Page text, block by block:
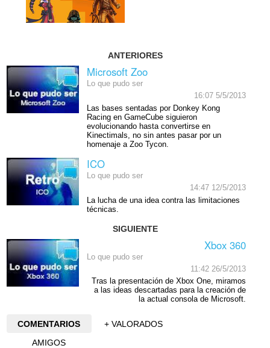
ANTERIORES
Microsoft Zoo
Lo que pudo ser
16:07 5/5/2013
Las bases sentadas por Donkey Kong
Racing en GameCube siguieron
evolucionando hasta convertirse en
Kinectimals, no sin antes pasar por un
homenaje a Zoo Tycon.
ICO
Lo que pudo ser
14:47 12/5/2013
La lucha de una idea contra las limitaciones
técnicas.
SIGUIENTE
Xbox 360
Lo que pudo ser
11:42 26/5/2013
Tras la presentación de Xbox One, miramos
a las ideas descartadas para la creación de
la actual consola de Microsoft.
COMENTARIOS
+ VALORADOS
AMIGOS